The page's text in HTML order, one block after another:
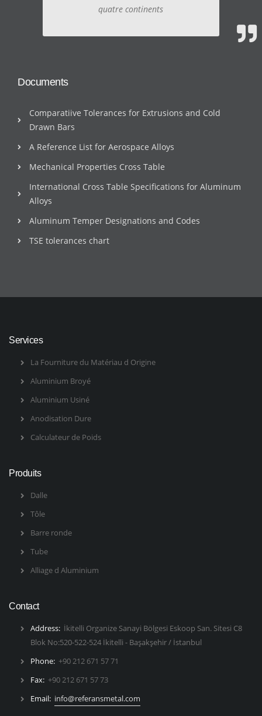
quatre continents
Documents
Comparatiive Tolerances for Extrusions and Cold
Drawn Bars
A Reference List for Aerospace Alloys
Mechanical Properties Cross Table
International Cross Table Specifications for Aluminum
Alloys
Aluminum Temper Designations and Codes
TSE tolerances chart
Services
La Fourniture du Matériau d Origine
Aluminium Broyé
Aluminium Usiné
Anodisation Dure
Calculateur de Poids
Produits
Dalle
Tôle
Barre ronde
Tube
Alliage d Aluminium
Contact
Address: İkitelli Organize Sanayi Bölgesi Eskoop San. Sitesi C8
Blok No:520-522-524 İkitelli - Başakşehir / İstanbul
Phone: +90 212 671 57 71
Fax: +90 212 671 57 73
Email: info@referansmetal.com